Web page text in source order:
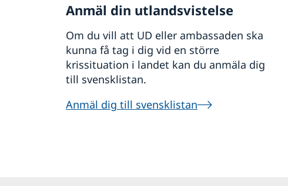
Anmäl din utlandsvistelse
Om du vill att UD eller ambassaden ska
kunna få tag i dig vid en större
krissituation i landet kan du anmäla dig
till svensklistan.
Anmäl dig till svensklistan